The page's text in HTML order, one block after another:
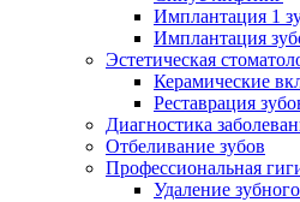
Имплантация 1
Имплантация
Эстетическая
Керамические
Реставрация
Диагностика
Отбеливание зубов
Профессиональная
Удаление